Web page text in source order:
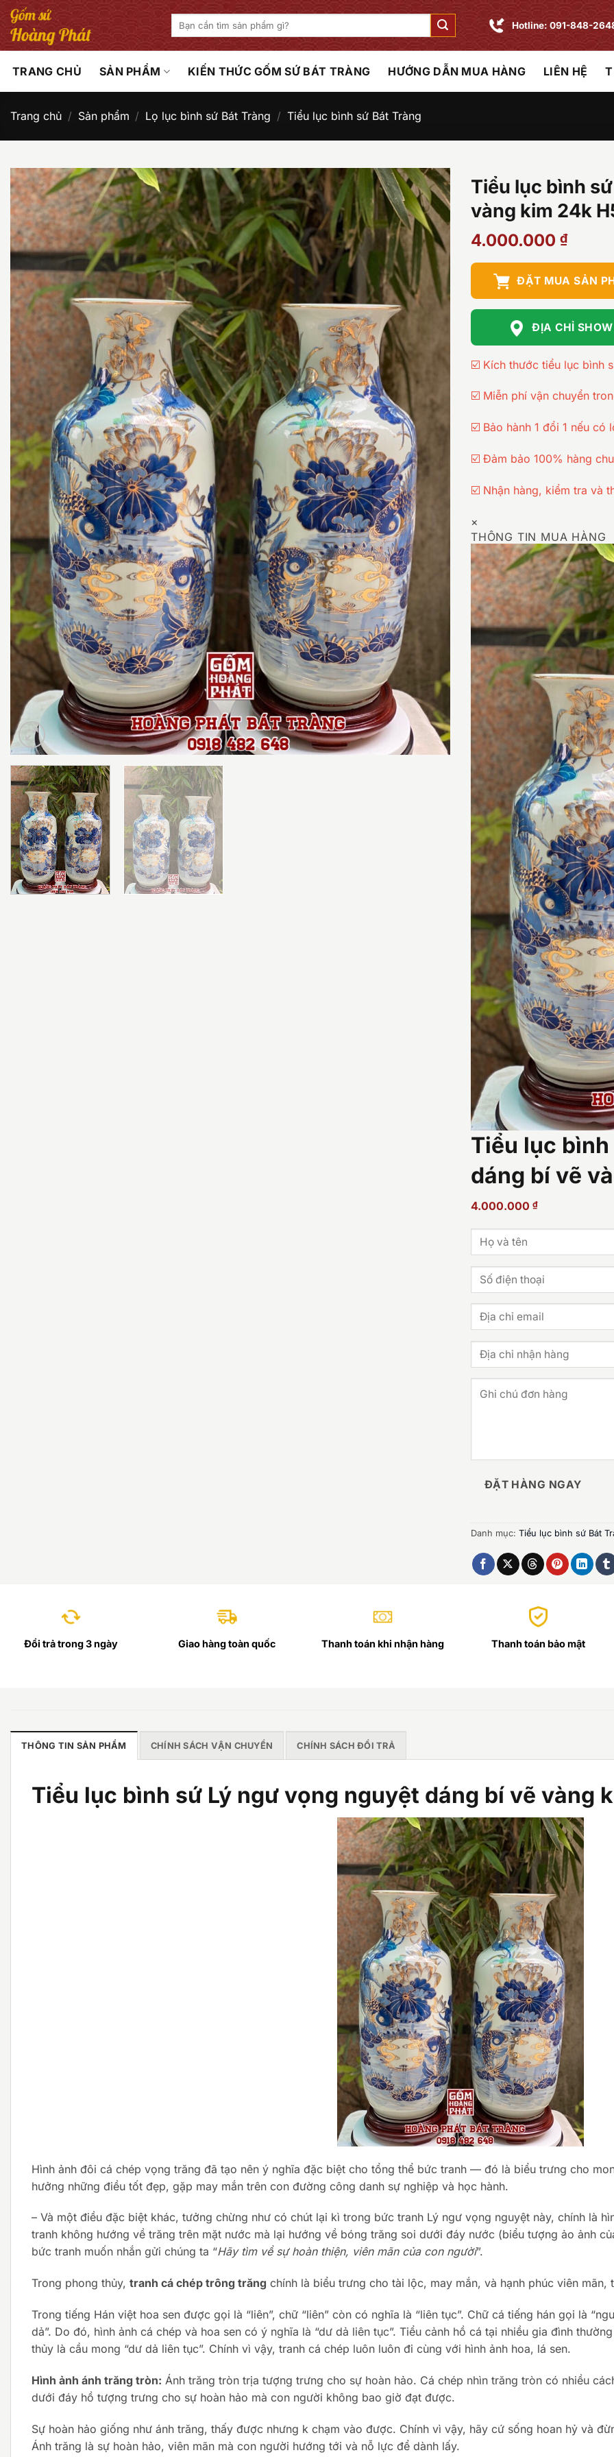
Bỏ
qua
nội
Tìm
kiếm:
Hotline: 091-848-
TRANG CHỦ SẢN PHẨM KIẾN THỨC GỐM SỨ BÁT TRÀNG HƯỚNG DẪN MUA HÀNG LIÊN HỆ
Trang chủ / Sản phẩm / Lọ lục bình sứ Bát Tràng / Tiểu lục bình sứ Bát Tràng
Tiểu lục bình
vàng kim 24k
4.000.000 ₫
ĐẶT MUA SẢN
ĐỊA CHỈ
☑️ Kích thước tiểu lục bình
☑️ Miễn phí vận chuyển
☑️ Bảo hành 1 đổi 1 nếu có
☑️ Đảm bảo 100% hàng
☑️ Nhận hàng, kiểm tra và
×
THÔNG TIN MUA HÀNG
Tiểu lục
dáng bí vẽ
4.000.000 ₫
ĐẶT HÀNG NGAY
Danh mục: Tiểu lục bình sứ Bát
Đổi trả trong 3 ngày Giao hàng toàn quốc Thanh toán khi nhận hàng Thanh toán bảo mật
THÔNG TIN SẢN PHẨM CHÍNH SÁCH VẬN CHUYỂN CHÍNH SÁCH ĐỔI TRẢ
Tiểu lục bình sứ Lý ngư vọng nguyệt dáng bí vẽ vàng
Hình ảnh đôi cá chép vọng trăng đã tạo nên ý nghĩa đặc biệt cho tổng thể bức tranh — đó là biểu trưng cho
hưởng những điều tốt đẹp, gặp may mắn trên con đường công danh sự nghiệp và học hành.
– Và một điều đặc biệt khác, tưởng chừng như có chút lại kì trong bức tranh Lý ngư vọng nguyệt này, chính là
tranh không hướng về trăng trên mặt nước mà lại hướng về bóng trăng soi dưới đáy nước (biểu tượng ảo ảnh
bức tranh muốn nhắn gửi chúng ta “Hãy tìm về sự hoàn thiện, viên mãn của con người”.
Trong phong thủy, tranh cá chép trông trăng chính là biểu trưng cho tài lộc, may mắn, và hạnh phúc viên mãn,
Trong tiếng Hán việt hoa sen được gọi là “liên”, chữ “liên” còn có nghĩa là “liên tục”. Chữ cá tiếng hán gọi là
dả”. Do đó, hình ảnh cá chép và hoa sen có ý nghĩa là “dư dả liên tục”. Tiểu cảnh hồ cá tại nhiều gia đình
thủy là cầu mong “dư dả liên tục”. Chính vì vậy, tranh cá chép luôn luôn đi cùng với hình ảnh hoa, lá sen.
Hình ảnh ánh trăng tròn: Ánh trăng tròn trịa tượng trưng cho sự hoàn hảo. Cá chép nhìn trăng tròn có nhiều
dưới đáy hồ tượng trưng cho sự hoàn hảo mà con người không bao giờ đạt được.
Sự hoàn hảo giống như ánh trăng, thấy được nhưng k chạm vào được. Chính vì vậy, hãy cứ sống hoan hỷ và
Ánh trăng là sự hoàn hảo, viên mãn mà con người hướng tới và nỗ lực để dành lấy.